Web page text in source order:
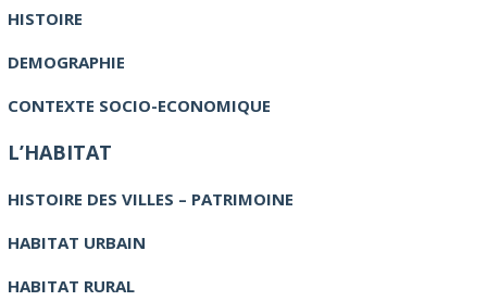
HISTOIRE
DEMOGRAPHIE
CONTEXTE SOCIO-ECONOMIQUE
L’HABITAT
HISTOIRE DES VILLES – PATRIMOINE
HABITAT URBAIN
HABITAT RURAL